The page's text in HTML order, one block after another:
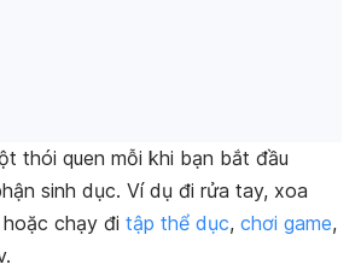
thói quen mỗi khi bạn bắt đầu
sinh dục. Ví dụ đi rửa tay, xoa
chạy đi tập thể dục, chơi game,